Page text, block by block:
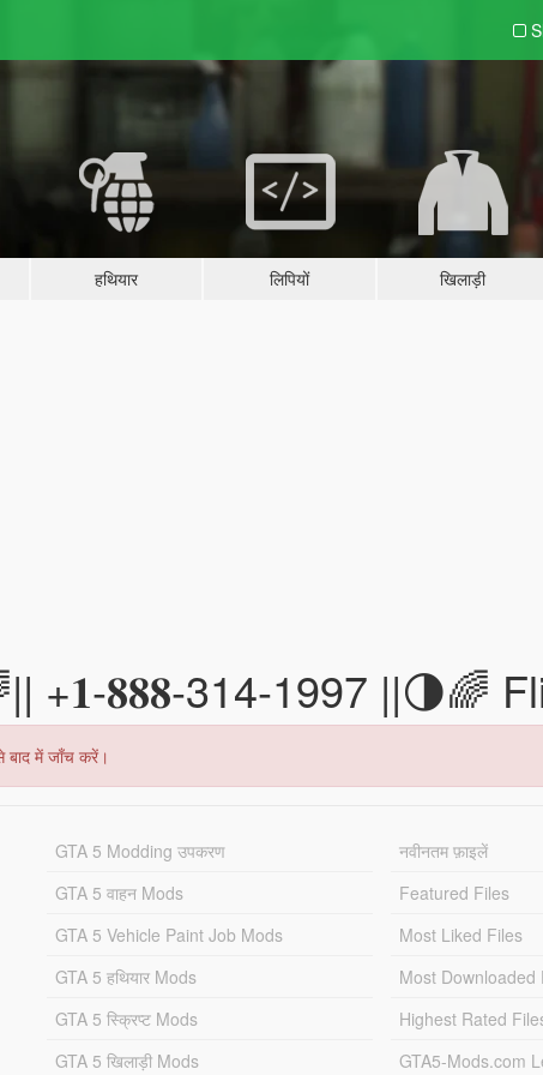
हथियार लिपियों खिलाड़ी
+𝟏-𝟖𝟖𝟖-314-1997 ||🌗🌈
बाद में जाँच करें।
GTA 5 Modding उपकरण
GTA 5 वाहन Mods
GTA 5 Vehicle Paint Job Mods
GTA 5 हथियार Mods
GTA 5 स्क्रिप्ट Mods
GTA 5 खिलाड़ी Mods
नवीनतम फ़ाइलें
Featured Files
Most Liked Files
Most Downloaded
Highest Rated
GTA5-Mods.com